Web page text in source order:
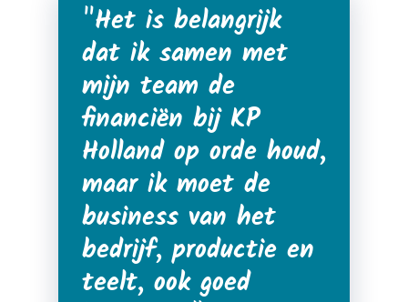
Het is belangrijk
dat ik samen met
mijn team de
financiën bij KP
Holland op orde houd,
maar ik moet de
business van het
bedrijf, productie en
teelt, ook goed